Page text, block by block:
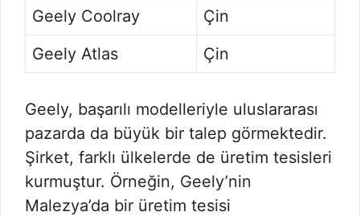
Geely Coolray
Çin
Geely Atlas
Çin
Geely, başarılı modelleriyle uluslararası
pazarda da büyük bir talep görmektedir.
Şirket, farklı ülkelerde de üretim tesisleri
kurmuştur. Örneğin, Geely’nin
Malezya’da bir üretim tesisi